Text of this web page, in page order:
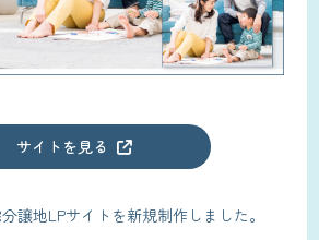
サイトを見る
譲地LPサイトを新規制作しました。